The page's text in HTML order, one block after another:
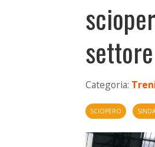
settore
Categoria:
SCIOPERO